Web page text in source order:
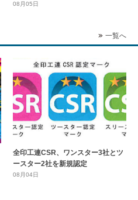
08月05日
一覧へ
全印工連CSR、ワンスター3社とツ
ースター2社を新規認定
08月04日